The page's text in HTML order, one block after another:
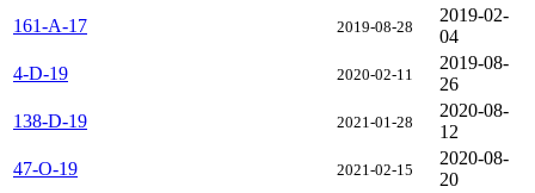
161-A-17
2019-08-28
2019-02-
04
4-D-19
2020-02-11
2019-08-
26
138-D-19
2021-01-28
2020-08-
12
47-O-19
2021-02-15
2020-08-
20